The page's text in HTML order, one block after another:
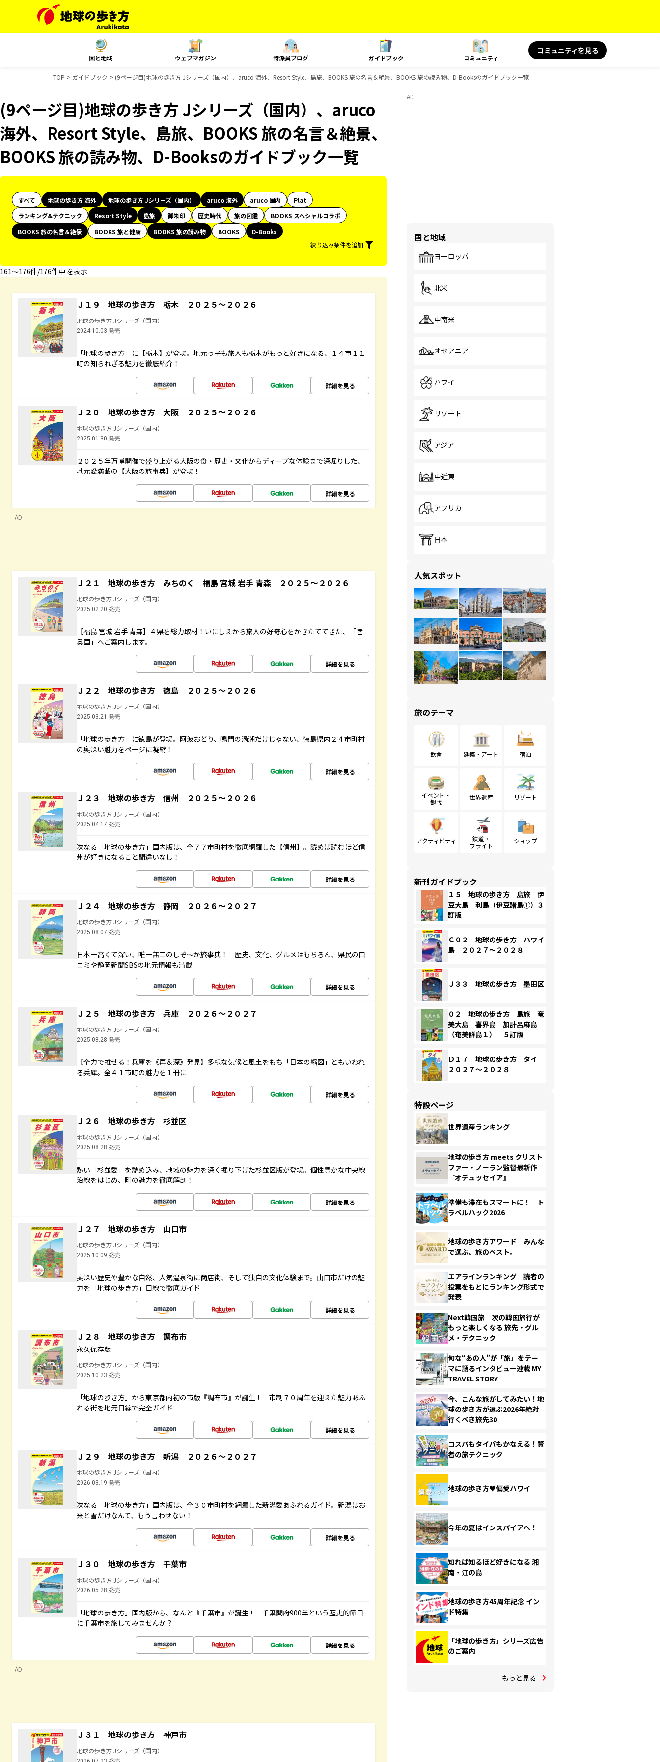
国と地域 ウェブマガジン 特派員ブログ ガイドブック コミュニティ
コミュニティを見る
TOP ガイドブック (9ページ目)地球の歩き方 Jシリーズ（国内）、aruco 海外、Resort Style、島旅、BOOKS 旅の名言＆絶景、BOOKS 旅の読み物、D-Booksのガイドブック一覧
(9ページ目)地球の歩き方 Jシリーズ（国内）、aruco
海外、Resort Style、島旅、BOOKS 旅の名言＆絶景、
BOOKS 旅の読み物、D-Booksのガイドブック一覧
すべて 地球の歩き方 海外 地球の歩き方 Jシリーズ（国内） aruco 海外 aruco 国内
Plat
ランキング&テクニック
Resort Style 島旅 御朱印 歴史時代 旅の図鑑
BOOKS スペシャルコラボ
BOOKS 旅の名言＆絶景
BOOKS 旅と健康 BOOKS 旅の読み物 BOOKS
D-Books
絞り込み条件を追加
161〜176件/176件中 を表示
Ｊ１９ 地球の歩き方 栃木 ２０２５～２０２６
地球の歩き方 Jシリーズ（国内）
2024.10.03 発売
「地球の歩き方」に【栃木】が登場。地元っ子も旅人も栃木がもっと好きになる、１４市１１
町の知られざる魅力を徹底紹介！
詳細を見る
Ｊ２０ 地球の歩き方 大阪 ２０２５～２０２６
地球の歩き方 Jシリーズ（国内）
2025.01.30 発売
２０２５年万博開催で盛り上がる大阪の食・歴史・文化からディープな体験まで深堀りした、
地元愛満載の【大阪の旅事典】が登場！
詳細を見る
AD
Ｊ２１ 地球の歩き方 みちのく 福島 宮城 岩手 青森 ２０２５～２０２６
地球の歩き方 Jシリーズ（国内）
2025.02.20 発売
【福島 宮城 岩手 青森】４県を総力取材！いにしえから旅人の好奇心をかきたててきた、「陸
奥国」へご案内します。
詳細を見る
Ｊ２２ 地球の歩き方 徳島 ２０２５～２０２６
地球の歩き方 Jシリーズ（国内）
2025.03.21 発売
「地球の歩き方」に徳島が登場。阿波おどり、鳴門の渦潮だけじゃない、徳島県内２４市町村
の奥深い魅力をページに凝縮！
詳細を見る
Ｊ２３ 地球の歩き方 信州 ２０２５～２０２６
地球の歩き方 Jシリーズ（国内）
2025.04.17 発売
次なる「地球の歩き方」国内版は、全７７市町村を徹底網羅した【信州】。読めば読むほど信
州が好きになること間違いなし！
詳細を見る
Ｊ２４ 地球の歩き方 静岡 ２０２６～２０２７
地球の歩き方 Jシリーズ（国内）
2025.08.07 発売
日本一高くて深い、唯一無二のしぞ～か旅事典！ 歴史、文化、グルメはもちろん、県民の口
コミや静岡新聞SBSの地元情報も満載
詳細を見る
Ｊ２５ 地球の歩き方 兵庫 ２０２６～２０２７
地球の歩き方 Jシリーズ（国内）
2025.08.28 発売
【全力で推せる！兵庫を《再＆深》発見】多様な気候と風土をもち「日本の縮図」ともいわれ
る兵庫。全４１市町の魅力を１冊に
詳細を見る
Ｊ２６ 地球の歩き方 杉並区
地球の歩き方 Jシリーズ（国内）
2025.08.28 発売
熱い「杉並愛」を詰め込み、地域の魅力を深く掘り下げた杉並区版が登場。個性豊かな中央線
沿線をはじめ、町の魅力を徹底解剖！
詳細を見る
Ｊ２７ 地球の歩き方 山口市
地球の歩き方 Jシリーズ（国内）
2025.10.09 発売
奥深い歴史や豊かな自然、人気温泉街に商店街、そして独自の文化体験まで。山口市だけの魅
力を「地球の歩き方」目線で徹底ガイド
詳細を見る
Ｊ２８ 地球の歩き方 調布市
永久保存版
地球の歩き方 Jシリーズ（国内）
2025.10.23 発売
「地球の歩き方」から東京都内初の市版『調布市』が誕生！ 市制７０周年を迎えた魅力あふ
れる街を地元目線で完全ガイド
詳細を見る
Ｊ２９ 地球の歩き方 新潟 ２０２６～２０２７
地球の歩き方 Jシリーズ（国内）
2026.03.19 発売
次なる「地球の歩き方」国内版は、全３０市町村を網羅した新潟愛あふれるガイド。新潟はお
米と雪だけなんて、もう言わせない！
詳細を見る
Ｊ３０ 地球の歩き方 千葉市
地球の歩き方 Jシリーズ（国内）
2026.05.28 発売
「地球の歩き方」国内版から、なんと『千葉市』が誕生！ 千葉開府900年という歴史的節目
に千葉市を旅してみませんか？
詳細を見る
AD
Ｊ３１ 地球の歩き方 神戸市
地球の歩き方 Jシリーズ（国内）
AD
国と地域
ヨーロッパ
北米
中南米
オセアニア
ハワイ
リゾート
アジア
中近東
アフリカ
日本
人気スポット
旅のテーマ
飲食 建築・アート 宿泊
イベント・
観戦
世界遺産 リゾート
アクティビティ
鉄道・
フライト
ショップ
新刊ガイドブック
１５ 地球の歩き方 島旅 伊
豆大島 利島（伊豆諸島①）３
訂版
Ｃ０２ 地球の歩き方 ハワイ
島 ２０２７～２０２８
Ｊ３３ 地球の歩き方 墨田区
０２ 地球の歩き方 島旅 奄
美大島 喜界島 加計呂麻島
（奄美群島１） ５訂版
Ｄ１７ 地球の歩き方 タイ
２０２７～２０２８
特設ページ
世界遺産ランキング
地球の歩き方 meets クリスト
ファー・ノーラン監督最新作
『オデュッセイア』
準備も滞在もスマートに！ ト
ラベルハック2026
地球の歩き方アワード みんな
で選ぶ、旅のベスト。
エアラインランキング 読者の
投票をもとにランキング形式で
発表
Next韓国旅 次の韓国旅行が
もっと楽しくなる 旅先・グル
メ・テクニック
旬な“あの人”が「旅」をテー
マに語るインタビュー連載 MY
TRAVEL STORY
今、こんな旅がしてみたい！地
球の歩き方が選ぶ2026年絶対
行くべき旅先30
コスパもタイパもかなえる！賢
者の旅テクニック
地球の歩き方♥偏愛ハワイ
今年の夏はインスパイアへ！
知れば知るほど好きになる 湘
南・江の島
地球の歩き方45周年記念 イン
ド特集
「地球の歩き方」シリーズ広告
のご案内
もっと見る